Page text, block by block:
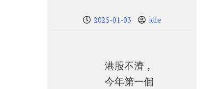
2025-01-03 idle
港股不濟，
今年第一個